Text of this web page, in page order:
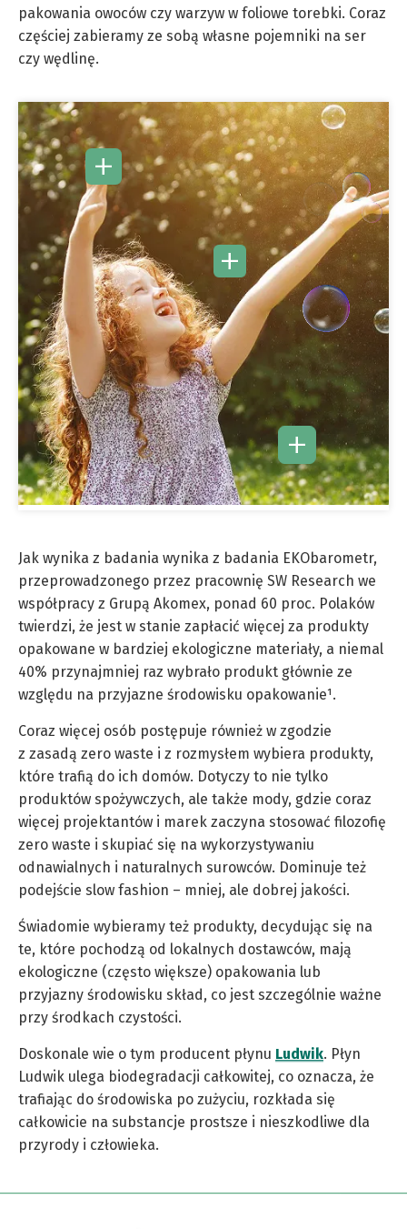
pakowania owoców czy warzyw w foliowe torebki. Coraz
częściej zabieramy ze sobą własne pojemniki na ser
czy wędlinę.
Jak wynika z badania wynika z badania EKObarometr,
przeprowadzonego przez pracownię SW Research we
współpracy z Grupą Akomex, ponad 60 proc. Polaków
twierdzi, że jest w stanie zapłacić więcej za produkty
opakowane w bardziej ekologiczne materiały, a niemal
40% przynajmniej raz wybrało produkt głównie ze
względu na przyjazne środowisku opakowanie¹.
Coraz więcej osób postępuje również w zgodzie
z zasadą zero waste i z rozmysłem wybiera produkty,
które trafią do ich domów. Dotyczy to nie tylko
produktów spożywczych, ale także mody, gdzie coraz
więcej projektantów i marek zaczyna stosować filozofię
zero waste i skupiać się na wykorzystywaniu
odnawialnych i naturalnych surowców. Dominuje też
podejście slow fashion – mniej, ale dobrej jakości.
Świadomie wybieramy też produkty, decydując się na
te, które pochodzą od lokalnych dostawców, mają
ekologiczne (często większe) opakowania lub
przyjazny środowisku skład, co jest szczególnie ważne
przy środkach czystości.
Doskonale wie o tym producent płynu Ludwik. Płyn
Ludwik ulega biodegradacji całkowitej, co oznacza, że
trafiając do środowiska po zużyciu, rozkłada się
całkowicie na substancje prostsze i nieszkodliwe dla
przyrody i człowieka.